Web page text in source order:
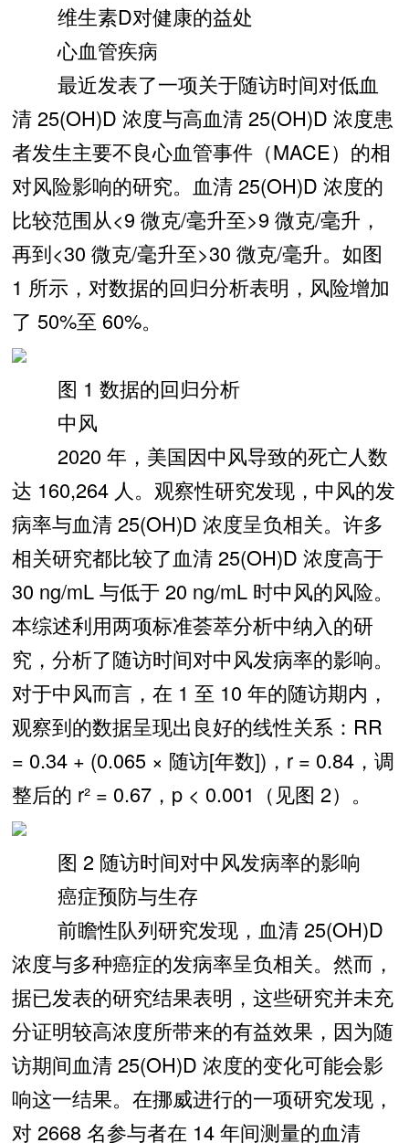
维生素D对健康的益处
心血管疾病
最近发表了一项关于随访时间对低血
清 25(OH)D 浓度与高血清 25(OH)D 浓度患
者发生主要不良心血管事件（MACE）的相
对风险影响的研究。血清 25(OH)D 浓度的
比较范围从<9 微克/毫升至>9 微克/毫升，
再到<30 微克/毫升至>30 微克/毫升。如图
1 所示，对数据的回归分析表明，风险增加
了 50%至 60%。
图 1 数据的回归分析
中风
2020 年，美国因中风导致的死亡人数
达 160,264 人。观察性研究发现，中风的发
病率与血清 25(OH)D 浓度呈负相关。许多
相关研究都比较了血清 25(OH)D 浓度高于
30 ng/mL 与低于 20 ng/mL 时中风的风险。
本综述利用两项标准荟萃分析中纳入的研
究，分析了随访时间对中风发病率的影响。
对于中风而言，在 1 至 10 年的随访期内，
观察到的数据呈现出良好的线性关系：RR
= 0.34 + (0.065 × 随访[年数])，r = 0.84，调
整后的 r² = 0.67，p < 0.001（见图 2）。
图 2 随访时间对中风发病率的影响
癌症预防与生存
前瞻性队列研究发现，血清 25(OH)D
浓度与多种癌症的发病率呈负相关。然而，
据已发表的研究结果表明，这些研究并未充
分证明较高浓度所带来的有益效果，因为随
访期间血清 25(OH)D 浓度的变化可能会影
响这一结果。在挪威进行的一项研究发现，
对 2668 名参与者在 14 年间测量的血清